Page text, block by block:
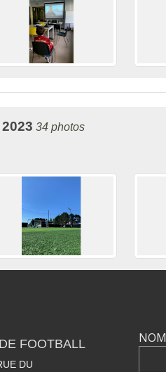
34 photos
FOOTBALL
DU
NOM